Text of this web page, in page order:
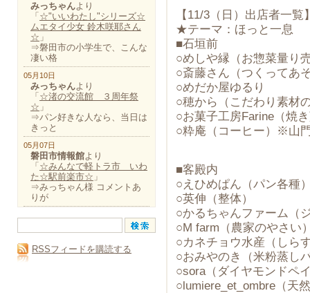
【11/3（日）出店者一覧
★テーマ：ほっと一息
■石垣前
○めしや縁（お惣菜量り
○斎藤さん（つくってあ
○めだか屋ゆるり
○穂から（こだわり素材
○お菓子工房Farine（焼
○粋庵（コーヒー）※山
■客殿内
○えひめぱん（パン各種
○英伸（整体）
○かるちゃんファーム（
○M farm（農家のやさい
○カネチョウ水産（しら
○おみやのき（米粉蒸し
○sora（ダイヤモンドペ
○lumiere_et_ombre（天
みっちゃんより
「 ☆"いいわたし"シリーズ☆
ムエタイ少女 鈴木咲耶さん
☆ 」
⇒磐田市の小学生で、こんな
凄い格
05月10日
みっちゃんより
「 ☆渚の交流館 ３周年祭
☆ 」
⇒パン好きな人なら、当日は
きっと
05月07日
磐田市情報館より
「 ☆みんなで軽トラ市 いわ
た☆駅前楽市☆ 」
⇒みっちゃん様 コメントあ
りが
RSSフィードを購読する